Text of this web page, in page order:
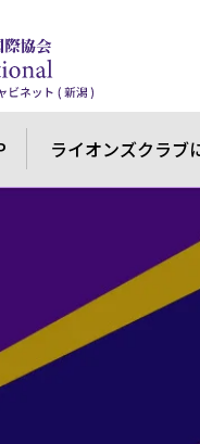
ライオンズクラブ